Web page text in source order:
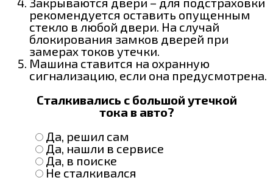
рекомендуется оставить опущенным
стекло в любой двери. На случай
блокирования замков дверей при
замерах токов утечки.
Машина ставится на охранную
сигнализацию, если она предусмотрена.
Сталкивались с большой утечкой
тока в авто?
Да, решил сам
Да, нашли в сервисе
Да, в поиске
Не сталкивался